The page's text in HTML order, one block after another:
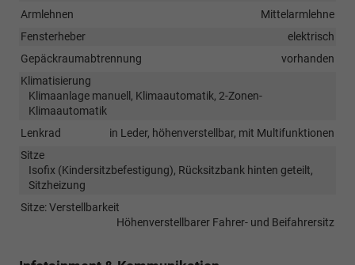
Armlehnen
Mittelarmlehne
Fensterheber
elektrisch
Gepäckraumabtrennung
vorhanden
Klimatisierung
Klimaanlage manuell, Klimaautomatik, 2-Zonen-
Klimaautomatik
Lenkrad
in Leder, höhenverstellbar, mit Multifunktionen
Sitze
Isofix (Kindersitzbefestigung), Rücksitzbank hinten geteilt,
Sitzheizung
Sitze: Verstellbarkeit
Höhenverstellbarer Fahrer- und Beifahrersitz